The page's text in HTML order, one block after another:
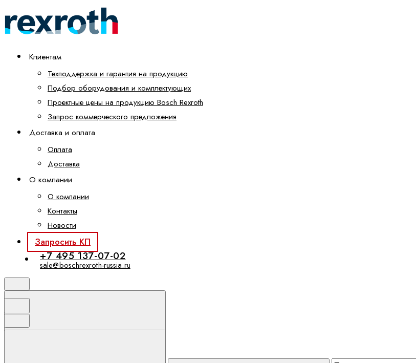
Клиентам
Техподдержка и гарантия на продукцию
Подбор оборудования и комплектующих
Проектные цены на продукцию Bosch Rexroth
Запрос коммерческого предложения
Доставка и оплата
Оплата
Доставка
О компании
О компании
Контакты
Новости
Запросить КП
+7 495 137-07-02
sale@boschrexroth-russia.ru